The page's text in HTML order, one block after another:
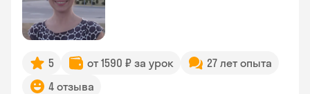
5 от 1590 ₽ за урок
27 лет опыта
4 отзыва